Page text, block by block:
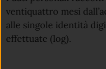
ventiquattro mesi
alle singole identità
effettuate (log).